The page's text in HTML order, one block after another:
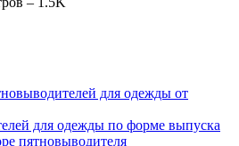
для одежды от
для одежды по форме выпуска
пятновыводителя